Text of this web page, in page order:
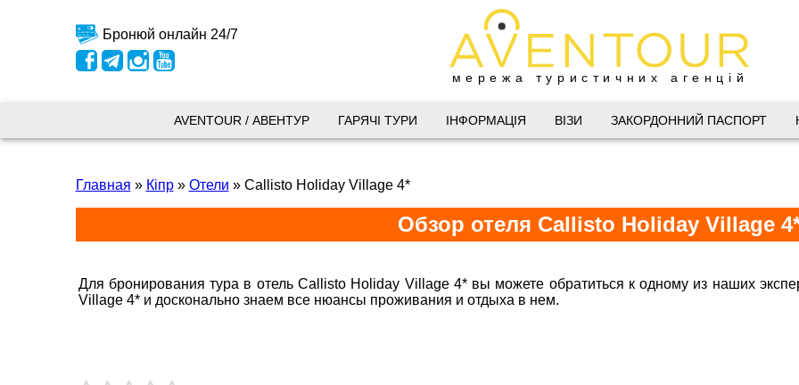
Бронюй онлайн 24/7
мережа туристичних агенцій
+38 (067) 180-32-43
+38 (099) 180-32-43,
+38 (093) 180-32-43,
0800 33 01 80
Пн. - Пт. 9:00 - 18:00
Сб 10:00 - 15:00
Дніпро
AVENTOUR / АВЕНТУР ГАРЯЧІ ТУРИ ІНФОРМАЦІЯ ВІЗИ ЗАКОРДОННИЙ ПАСПОРТ
Главная » Кіпр» Отели » Callisto Holiday Village 4*
Обзор отеля Callisto Holiday Village
Для бронирования тура в отель Callisto Holiday Village 4* вы можете обратиться к одному из наших
Village 4* и досконально знаем все нюансы проживания и отдыха в нем.